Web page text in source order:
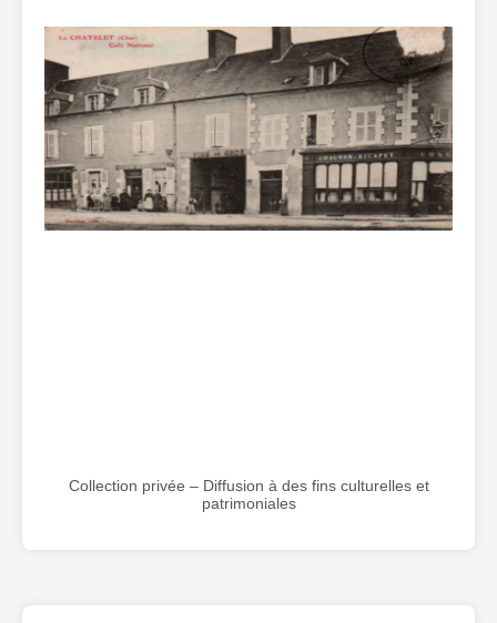
Collection privée – Diffusion à des fins culturelles et
patrimoniales